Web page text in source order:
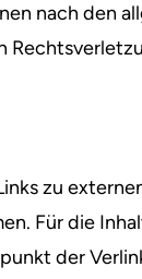
nach den
zu
Für die
der